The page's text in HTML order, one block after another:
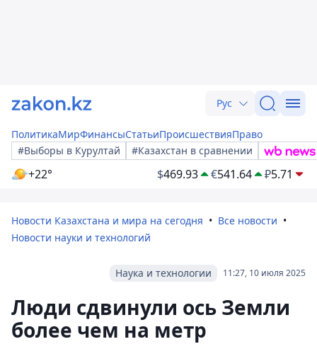
Рус
ПолитикаМирФинансыСтатьиПроисшествияПраво
#Выборы в Курултай
#Казахстан в сравнении
+22° $469.93 €541.64 ₽5.71
Новости Казахстана и мира на сегодня
Все новости
Новости науки и технологий
11:27, 10 июля 2025
Наука и технологии
Люди сдвинули ось Земли
более чем на метр